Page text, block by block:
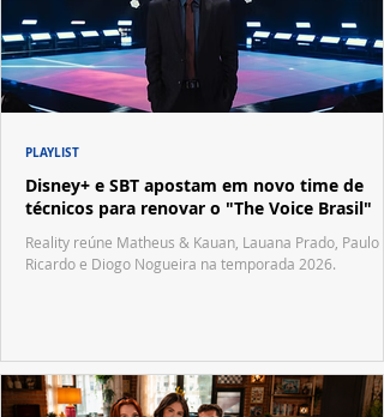
Disney+ e SBT apostam em novo time de
técnicos para renovar o "The Voice Brasil"
Reality reúne Matheus & Kauan, Lauana Prado, Paulo
Ricardo e Diogo Nogueira na temporada 2026.
PLAYLIST